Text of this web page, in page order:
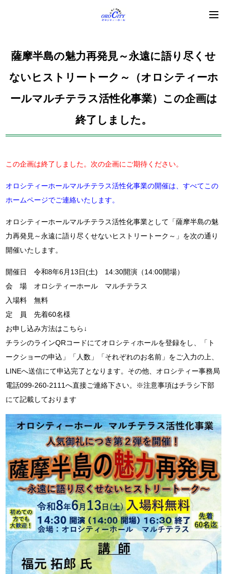
薩摩半島の魅力再発見～永遠に語り尽くせ
ないヒストリートーク～（オロシティーホ
ールマルチテラス活性化事業）この企画は
終了しました。
この企画は終了しました。次の企画にご期待ください。
オロシティーホールマルチテラス活性化事業の開催は、すべてこの
ホームページでご連絡いたします。
オロシティーホールマルチテラス活性化事業として「薩摩半島の魅
力再発見～永遠に語り尽くせないヒストリートーク～」を次の通り
開催いたします。
開催日 令和8年6月13日(土) 14:30開演（14:00開場）
会 場 オロシティーホール マルチテラス
入場料 無料
定 員 先着60名様
お申し込み方法はこちら↓
チラシのラインQRコードにてオロシティホールを登録をし、「ト
ークショーの申込」「人数」「それぞれのお名前」をご入力の上、
LINEへ送信にて申込完了となります。その他、オロシティー事務局
電話099-260-2111へ直接ご連絡下さい。※注意事項はチラシ下部
にて記載しております